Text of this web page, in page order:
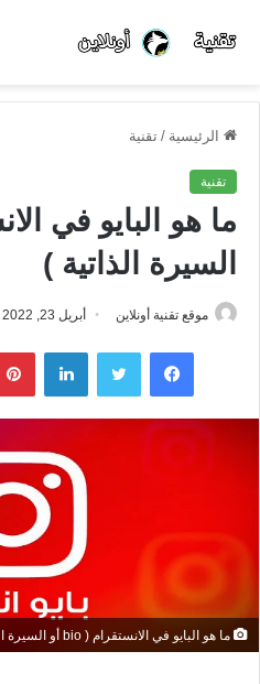
الرئيسية / تقنية
تقنية
السيرة الذاتية )
موقع تقنية أونلاين أبريل 23, 2022
فيسبوك تويتر لينكدإن
ما هو البايو في الانستقرام ( bio أو السيرة الذاتية )